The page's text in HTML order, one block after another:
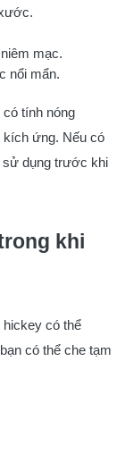
mạc.
nổi mẩn.
tính nóng
kích ứng. Nếu có
sử dụng trước khi
khi
hickey có thể
có thể che tạm